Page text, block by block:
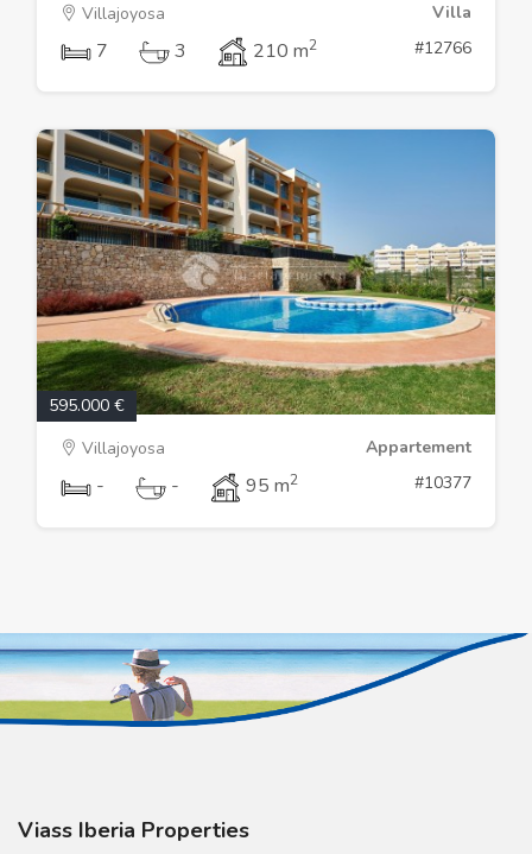
Villajoyosa
Villa
7 3 210 m2 #12766
595.000 €
Villajoyosa
Appartement
- - 95 m2 #10377
Viass Iberia Properties